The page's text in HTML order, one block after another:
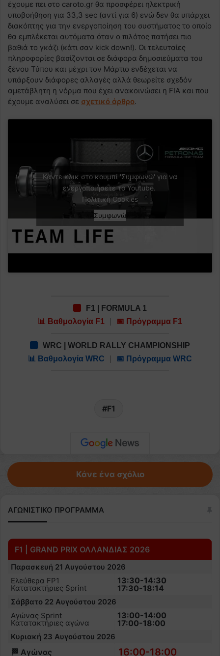
έχουμε πει στο caroto.gr θα προσφέρει ηλεκτρική
υποβοήθηση για 33,3 sec (αντί για 6) ενώ δεν θα υπάρχει
διακόπτης για την ενεργοποίηση του συστήματος το οποίο
θα εμπλέκεται αυτόματα όταν ο πιλότος πατήσει πιο
βαθιά το γκάζι (κάτι σαν kick down!). Οι τελευταίες
πληροφορίες βασίζονται σε διάφορα δημοσιεύματα του
ξένου Τύπου και μέχρι τον Μάρτιο ενδέχεται να
υπάρξουν διάφορες αλλαγές αλλά θεωρείτε σχεδόν
αμετάβλητη η νόρμα που έχει ανακοινώσει η FIA και που
έχουμε αναλύσει σε σχετικό άρθρο.
Κάντε κλικ στο κουμπί 'Συμφωνώ' για να
ενεργοποιήσετε το Youtube.
Πολιτική Cookies
Συμφωνώ
F1 | FORMULA 1
📊 Βαθμολογία F1
📅 Πρόγραμμα F1
WRC | WORLD RALLY CHAMPIONSHIP
📊 Βαθμολογία WRC
📅 Πρόγραμμα WRC
F1
Κάνε ένα σχόλιο
ΑΓΩΝΙΣΤΙΚΟ ΠΡΟΓΡΑΜΜΑ
F1 | GRAND PRIX ΟΛΛΑΝΔΙΑΣ 2026
Παρασκευή 21 Αυγούστου 2026
Ελεύθερα FP1
Κατατακτήριες Sprint
13:30-14:30
17:30-18:14
Σάββατο 22 Αυγούστου 2026
Αγώνας Sprint
Κατατακτήριες αγώνα
13:00-14:00
17:00-18:00
Κυριακή 23 Αυγούστου 2026
🏁 Αγώνας 16:00-18:00